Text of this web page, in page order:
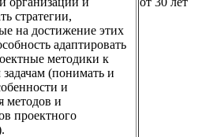
стратегии,
на достижение этих
адаптировать
методики к
(понимать и
и
методов и
проектного